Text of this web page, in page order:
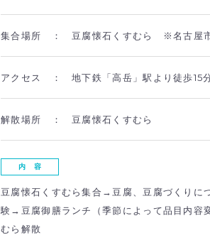
集合場所 ： 豆腐懐石くすむら ※名古屋
アクセス ：地下鉄「高岳」駅より徒歩15
解散場所 ： 豆腐懐石くすむら
内 容
豆腐懐石くすむら集合→豆腐、豆腐づくりに
験→豆腐御膳ランチ（季節によって品目内容
むら解散